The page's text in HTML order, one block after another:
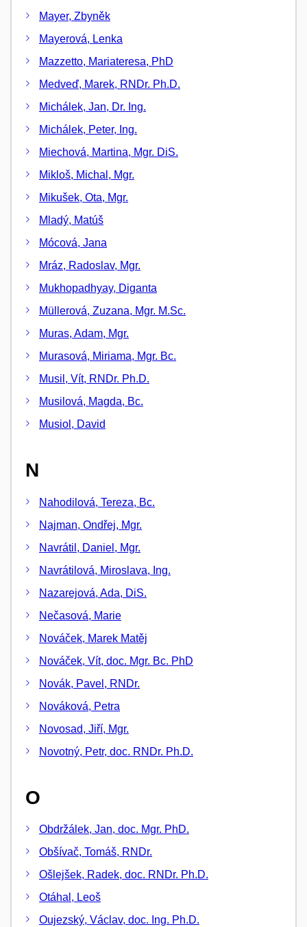
Mayer, Zbyněk
Mayerová, Lenka
Mazzetto, Mariateresa, PhD
Medveď, Marek, RNDr. Ph.D.
Michálek, Jan, Dr. Ing.
Michálek, Peter, Ing.
Miechová, Martina, Mgr. DiS.
Mikloš, Michal, Mgr.
Mikušek, Ota, Mgr.
Mladý, Matúš
Mócová, Jana
Mráz, Radoslav, Mgr.
Mukhopadhyay, Diganta
Müllerová, Zuzana, Mgr. M.Sc.
Muras, Adam, Mgr.
Murasová, Miriama, Mgr. Bc.
Musil, Vít, RNDr. Ph.D.
Musilová, Magda, Bc.
Musiol, David
N
Nahodilová, Tereza, Bc.
Najman, Ondřej, Mgr.
Navrátil, Daniel, Mgr.
Navrátilová, Miroslava, Ing.
Nazarejová, Ada, DiS.
Nečasová, Marie
Nováček, Marek Matěj
Nováček, Vít, doc. Mgr. Bc. PhD
Novák, Pavel, RNDr.
Nováková, Petra
Novosad, Jiří, Mgr.
Novotný, Petr, doc. RNDr. Ph.D.
O
Obdržálek, Jan, doc. Mgr. PhD.
Obšívač, Tomáš, RNDr.
Ošlejšek, Radek, doc. RNDr. Ph.D.
Otáhal, Leoš
Oujezský, Václav, doc. Ing. Ph.D.